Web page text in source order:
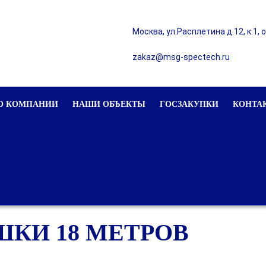
КОМПАНИИ НАШИ ОБЪЕКТЫ ГОСЗАКУПКИ
Москва, ул.Расплетина д.12, к.1,
zakaz@msg-spectech.ru
18 МЕТРОВ